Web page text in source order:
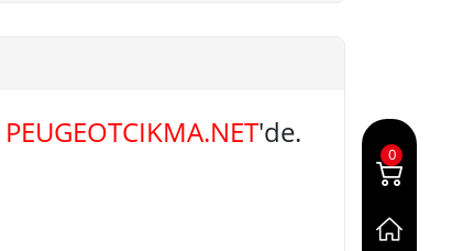
PEUGEOTCIKMA.NET'de.
0